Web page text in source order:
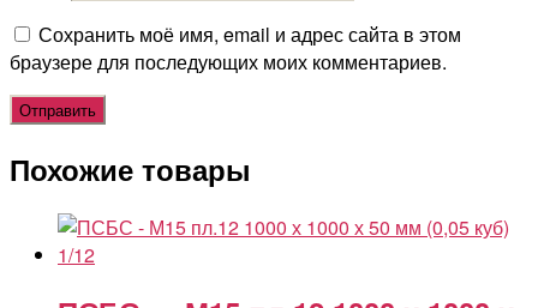
Сохранить моё имя, email и адрес сайта в этом
браузере для последующих моих комментариев.
Похожие товары